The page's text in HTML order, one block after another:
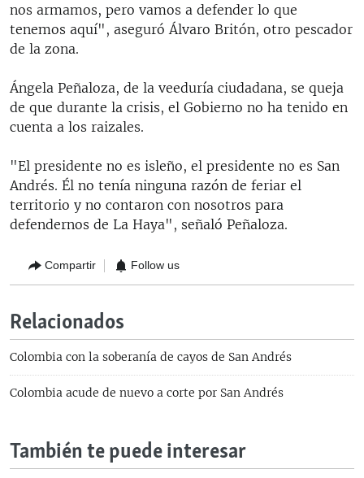
nos armamos, pero vamos a defender lo que
tenemos aquí", aseguró Álvaro Britón, otro pescador
de la zona.
Ángela Peñaloza, de la veeduría ciudadana, se queja
de que durante la crisis, el Gobierno no ha tenido en
cuenta a los raizales.
"El presidente no es isleño, el presidente no es San
Andrés. Él no tenía ninguna razón de feriar el
territorio y no contaron con nosotros para
defendernos de La Haya", señaló Peñaloza.
Compartir Follow us
Relacionados
Colombia con la soberanía de cayos de San Andrés
Colombia acude de nuevo a corte por San Andrés
También te puede interesar